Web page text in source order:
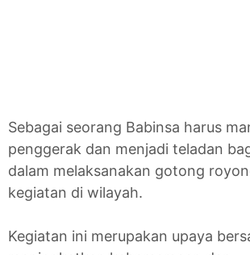
Sebagai seorang Babinsa harus
penggerak dan menjadi teladan
dalam melaksanakan gotong
kegiatan di wilayah.
Kegiatan ini merupakan upaya